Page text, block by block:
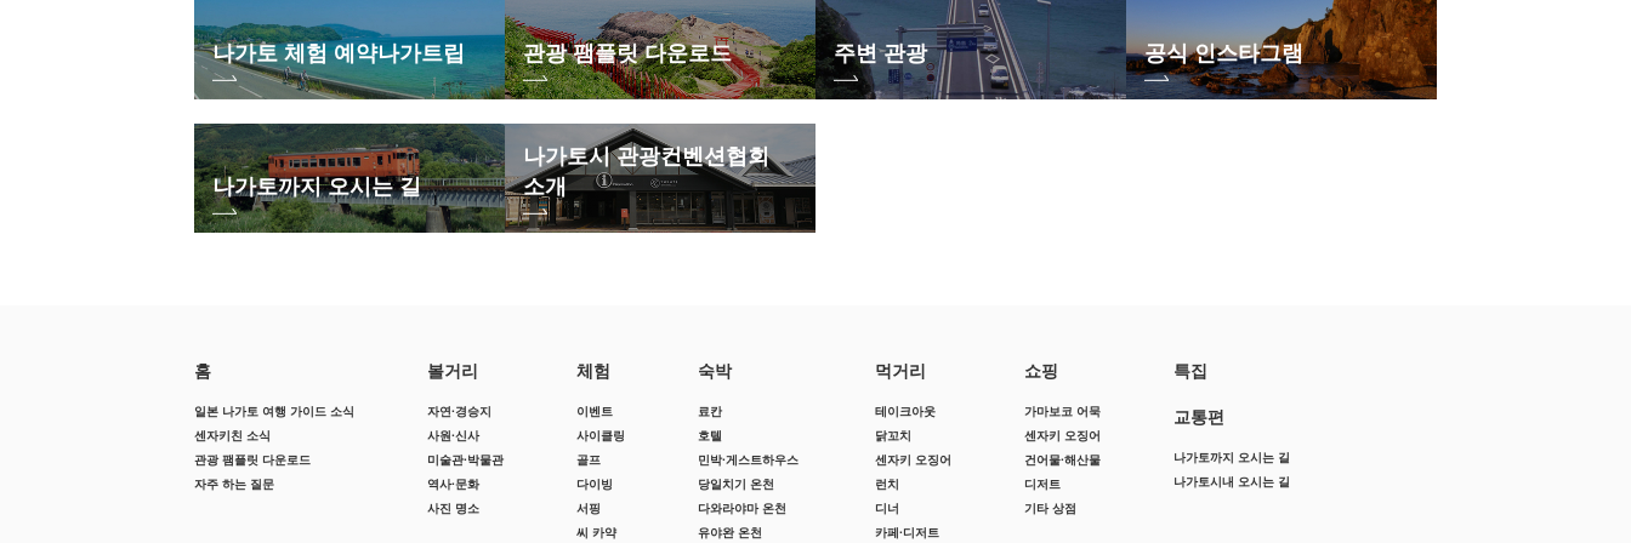
나가토 체험 예약나가트립 관광 팸플릿 다운로드 주변 관광 공식 인스타그램
나가토까지 오시는 길
나가토시 관광컨벤션협회
소개
홈
일본 나가토 여행 가이드 소식
센자키친 소식
관광 팸플릿 다운로드
자주 하는 질문
볼거리
자연·경승지
사원·신사
미술관·박물관
역사·문화
사진 명소
체험
이벤트
사이클링
골프
다이빙
서핑
씨 카약
숙박
료칸
호텔
민박·게스트하우스
당일치기 온천
다와라야마 온천
유야완 온천
먹거리
테이크아웃
닭꼬치
센자키 오징어
런치
디너
카페·디저트
쇼핑
가마보코 어묵
센자키 오징어
건어물·해산물
디저트
기타 상점
특집
교통편
나가토까지 오시는 길
나가토시내 오시는 길